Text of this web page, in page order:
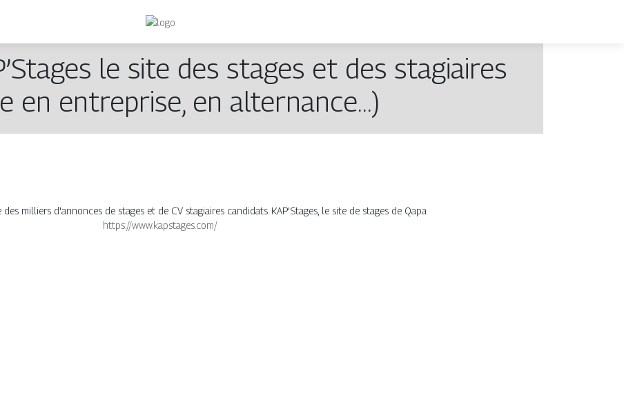
le site des stages et des stagiaires
en entreprise, en alternance…)
milliers d'annonces de stages et de CV stagiaires candidats. KAP'Stages, le site de stages de Qapa
https://www.kapstages.com/